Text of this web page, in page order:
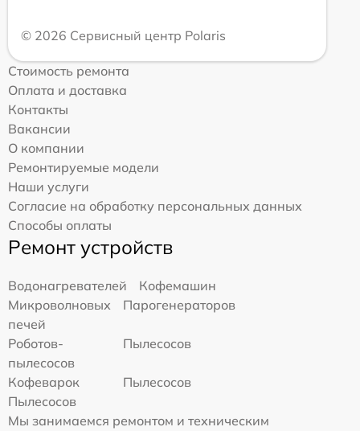
© 2026 Сервисный центр Polaris
Стоимость ремонта
Оплата и доставка
Контакты
Вакансии
О компании
Ремонтируемые модели
Наши услуги
Согласие на обработку персональных данных
Способы оплаты
Ремонт устройств
Водонагревателей
Кофемашин
Микроволновых
печей
Парогенераторов
Роботов-
пылесосов
Пылесосов
Кофеварок
Пылесосов
Пылесосов
Мы занимаемся ремонтом и техническим